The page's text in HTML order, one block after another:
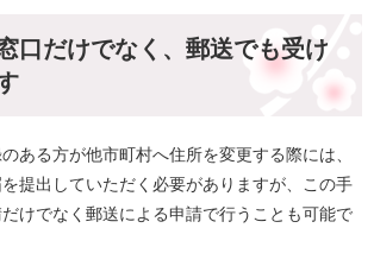
口だけでなく、郵送でも受け
ある方が他市町村へ住所を変更する際には、
提出していただく必要がありますが、この手
けでなく郵送による申請で行うことも可能で